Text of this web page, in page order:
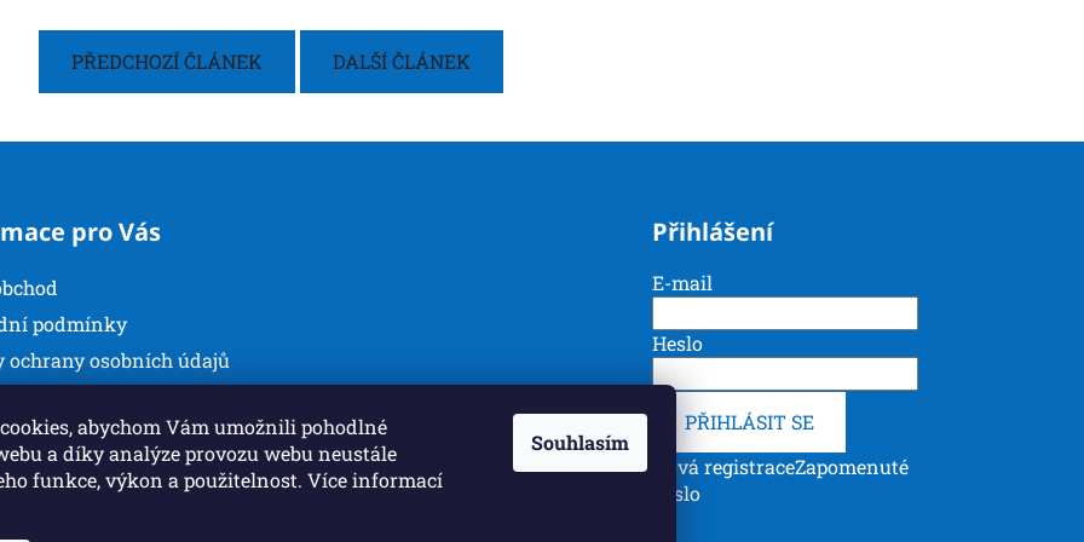
abychom Vám umožnili pohodlné
a díky analýze provozu webu neustále
funkce, výkon a použitelnost. Více informací
Souhlasím
PŘEDCHOZÍ ČLÁNEK DALŠÍ ČLÁNEK
pro Vás
podmínky
ochrany osobních údajů
Přihlášení
E-mail
Heslo
PŘIHLÁSIT SE
Nová registraceZapomenuté
heslo